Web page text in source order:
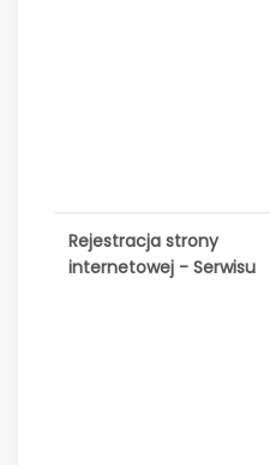
Rejestracja strony
internetowej - Serwisu